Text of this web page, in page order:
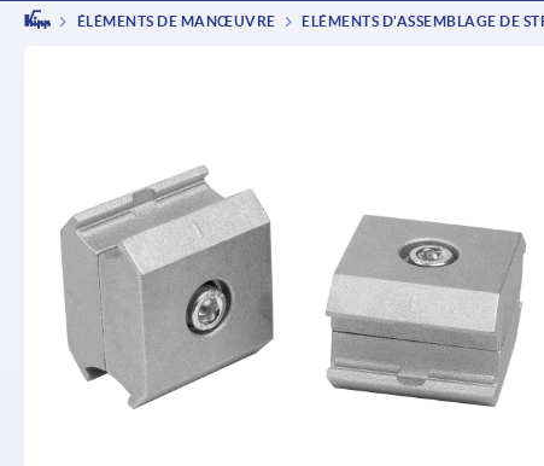
ÉLÉMENTS DE MANŒUVRE ELÉMENTS D'ASSEMBLAGE DE